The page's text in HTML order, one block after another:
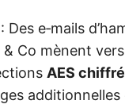
Des e‑mails
Co mènent
AES
additionnelles